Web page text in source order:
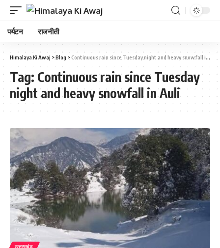
पर्यटन राजनीती
Himalaya Ki Awaj >Blog >Continuous rain since Tuesday night and heavy snowfall in Auli
Tag: Continuous rain since Tuesday
night and heavy snowfall in Auli
उत्तराखंड